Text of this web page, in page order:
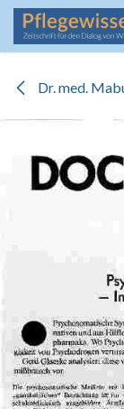
Zum Inhalt springen
Dr. med.